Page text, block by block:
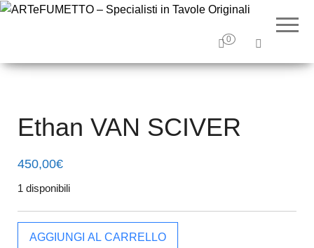
–
Tavole
originali e
illustrazioni
0
Ethan VAN SCIVER
450,00€
1 disponibili
Ethan VAN SCIVER quantità
AGGIUNGI AL CARRELLO